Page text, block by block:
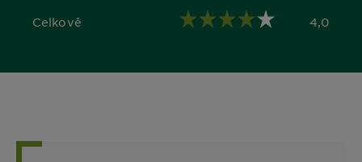
Celkově
4,0 out of 5 stars 4,0